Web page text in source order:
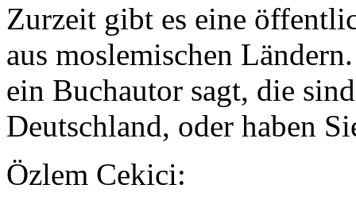
Zurzeit gibt es eine
aus moslemischen
ein Buchautor sagt, die
Deutschland, oder haben
Özlem Cekici: